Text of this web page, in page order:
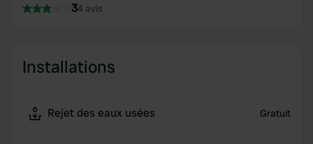
34 avis
Installations
Rejet des eaux usées Gratuit